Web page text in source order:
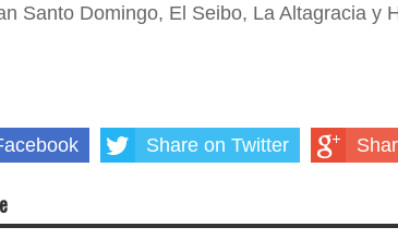
Santo Domingo, El Seibo, La Altagracia y
Share on Twitter